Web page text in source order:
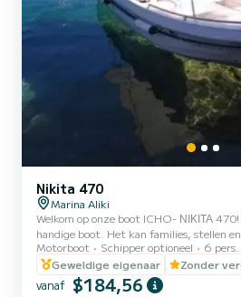
Nikita 470
Marina Aliki
Welkom op onze boot ICHO- ΝΙΚΙΤΑ 470! Icho is een snelle en
handige boot. Het kan families, stellen
heeft de mogelijkheid om alle mooie en
Paros te zien. We kijken ernaar uit u te
Motorboot Schipper optioneel 6 pers.
Geweldige eigenaar
Zonder
vanaf $184,56